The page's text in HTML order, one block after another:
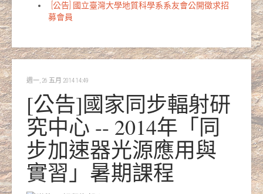
[公告] 國立臺灣大學地質科學系系友會公開徵求招
募會員
週一, 26 五月 2014 14:49
[公告]國家同步輻射研
究中心 -- 2014年「同
步加速器光源應用與
實習」暑期課程